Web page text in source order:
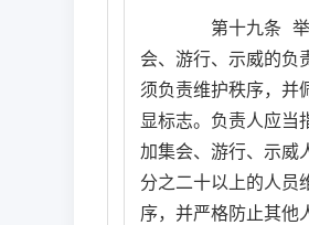
第十九条
会、游行、示威的负
须负责维护秩序，并
显标志。负责人应当
加集会、游行、示威
分之二十以上的人员
序，并严格防止其他